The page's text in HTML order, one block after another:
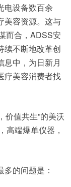
电设备数百余
美容资源。这与
而合，ADSS安
续不断地改革创
息中，为日新月
疗美容消费者找
价值共生”的美沃
高端爆单仪器，
的问题是：